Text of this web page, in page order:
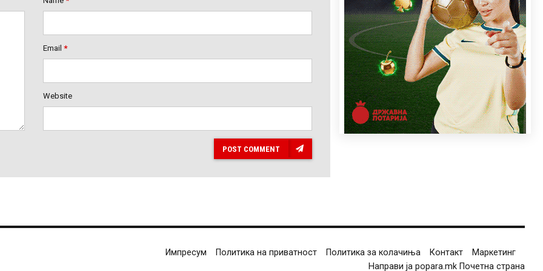
Email *
Website
POST COMMENT
Импресум Политика на приватност Политика за колачиња Контакт
Маркетинг
Направи ја popara.mk Почетна страна